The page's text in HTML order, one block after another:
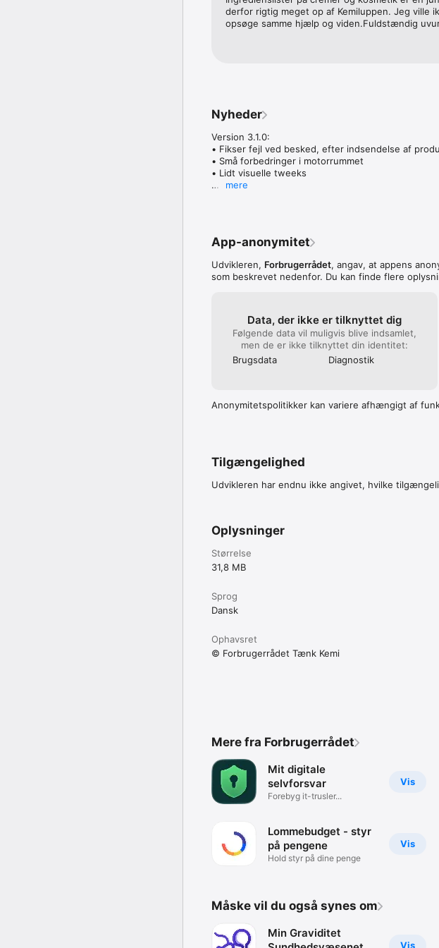
derfor rigtig meget op af Kemiluppen. Jeg ville
opsøge samme hjælp og viden.Fuldstændig
Nyheder
Version 3.1.0:
• Fikser fejl ved besked, efter indsendelse af
• Små forbedringer i motorrummet
• Lidt visuelle tweeks
mere
App-anonymitet
Udvikleren, Forbrugerrådet, angav, at appens
som beskrevet nedenfor. Du kan finde flere
Data, der ikke er tilknyttet dig
Følgende data vil muligvis blive indsamlet,
men de er ikke tilknyttet din identitet:
Brugsdata
Diagnostik
Anonymitetspolitikker kan variere afhængigt af
Tilgængelighed
Udvikleren har endnu ikke angivet, hvilke
Oplysninger
Størrelse
31,8 MB
Sprog
Dansk
Ophavsret
© Forbrugerrådet Tænk Kemi
Mere fra Forbrugerrådet
Vis
Mit digitale
selvforsvar
Forebyg it-trusler...
Vis
Lommebudget - styr
på pengene
Hold styr på dine penge
Måske vil du også synes om
Vis
Min Graviditet